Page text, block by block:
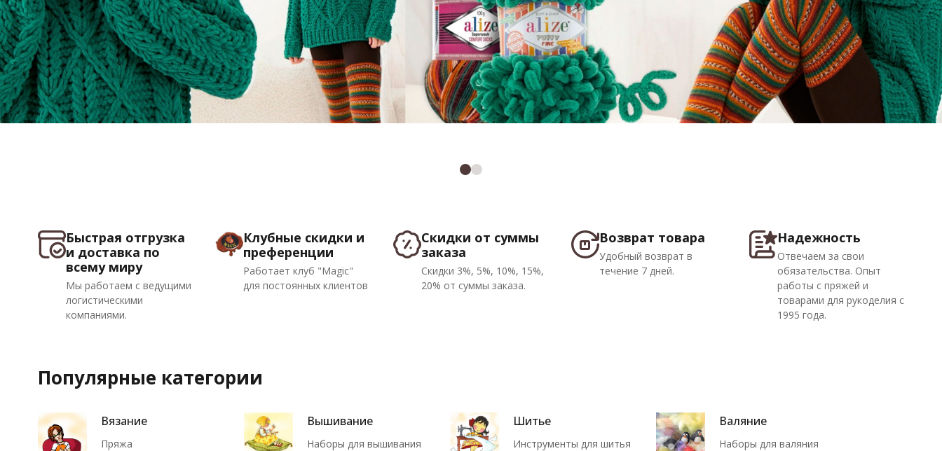
Быстрая отгрузка
и доставка по
всему миру
Мы работаем с ведущими
логистическими
компаниями.
Клубные скидки и
преференции
Работает клуб "Magic"
для постоянных клиентов
Скидки от суммы
заказа
Скидки 3%, 5%, 10%, 15%,
20% от суммы заказа.
Возврат товара
Удобный возврат в
течение 7 дней.
Надежность
Отвечаем за свои
обязательства. Опыт
работы с пряжей и
товарами для рукоделия с
1995 года.
Популярные категории
Вязание
Пряжа
Вышивание
Наборы для вышивания
Шитье
Инструменты для шитья
Валяние
Наборы для валяния